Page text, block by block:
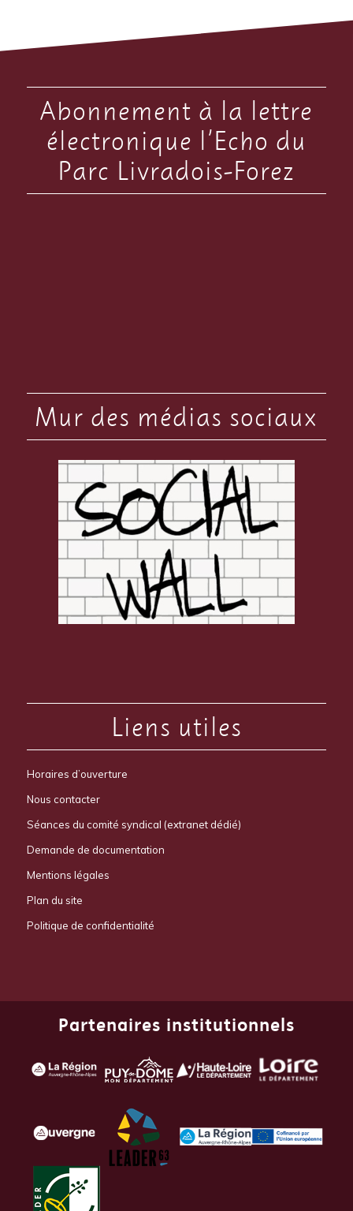
Abonnement à la lettre
électronique l’Echo du
Parc Livradois-Forez
Mur des médias sociaux
Liens utiles
Horaires d’ouverture
Nous contacter
Séances du comité syndical (extranet dédié)
Demande de documentation
Mentions légales
Plan du site
Politique de confidentialité
Partenaires institutionnels